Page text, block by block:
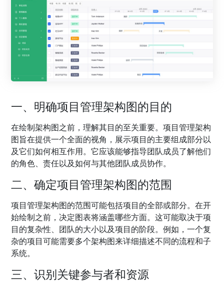
一、明确项目管理架构图的目的
在绘制架构图之前，理解其目的至关重要。项目管理架构
图旨在提供一个全面的视角，展示项目的主要组成部分以
及它们如何相互作用。它应该能够指导团队成员了解他们
的角色、责任以及如何与其他团队成员协作。
二、确定项目管理架构图的范围
项目管理架构图的范围可能包括项目的全部或部分。在开
始绘制之前，决定图表将涵盖哪些方面。这可能取决于项
目的复杂性、团队的大小以及项目的阶段。例如，一个复
杂的项目可能需要多个架构图来详细描述不同的流程和子
系统。
三、识别关键参与者和资源